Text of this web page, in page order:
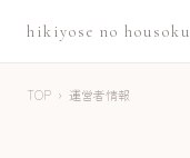
hikiyose no housoku
TOP › 運営者情報